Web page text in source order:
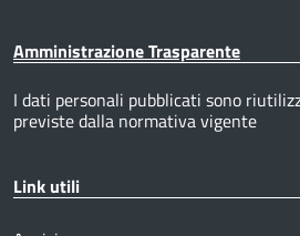
Amministrazione Trasparente
I dati personali pubblicati sono
previste dalla normativa vigente
Link utili